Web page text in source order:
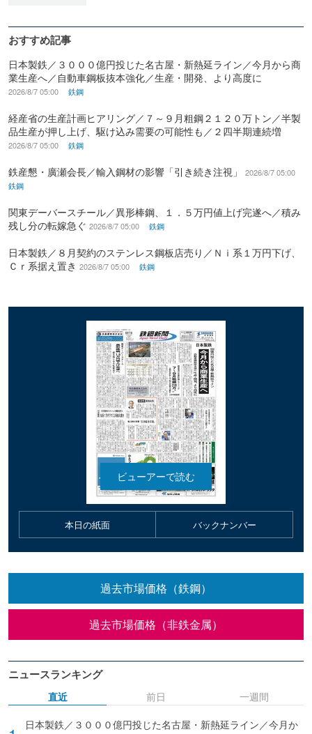
おすすめ記事
日本製鉄／３０００億円投じた名古屋・新熱延ライン／今月から商
業生産へ／自動車鋼板抜本強化／生産・開発、より高度に
2026/8/7 05:00 鉄鋼
経産省の生産計画ヒアリング／７～９月粗鋼２１２０万トン／半製
品生産が押し上げ、駆け込み需要の可能性も／２四半期連続増
2026/8/7 05:00 鉄鋼
鉄産懇・廣瀬会長／輸入鋼材の影響「引き続き注視」
2026/8/7 05:00
鉄鋼
関東デーバースチール／異形棒鋼、１．５万円値上げ完遂へ／積み
残し分の転嫁急ぐ 2026/8/7 05:00 鉄鋼
日本製鉄／８月契約のステンレス鋼板店売り／Ｎｉ系１万円下げ、
Ｃｒ系据え置き 2026/8/7 05:00 鉄鋼
本日の紙面 バックナンバー
過去市場価格（鉄鋼）
過去市場価格（非鉄金属）
ニュースランキング
直近
日本製鉄／３０００億円投じた名古屋・新熱延ライン／今月か
前日 一週間